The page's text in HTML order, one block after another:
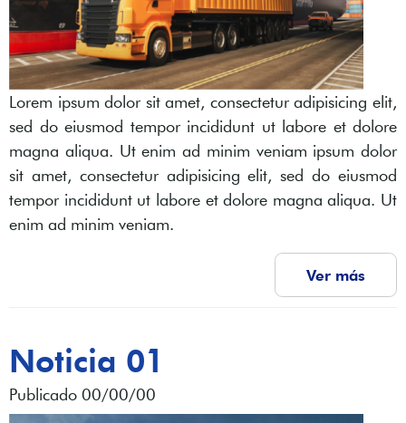
Lorem ipsum dolor sit amet, consectetur adipisicing elit,
sed do eiusmod tempor incididunt ut labore et dolore
magna aliqua. Ut enim ad minim veniam ipsum dolor
sit amet, consectetur adipisicing elit, sed do eiusmod
tempor incididunt ut labore et dolore magna aliqua. Ut
enim ad minim veniam.
Ver más
Noticia 01
Publicado 00/00/00